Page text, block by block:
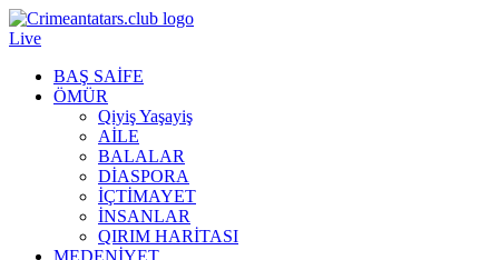
Live
BAŞ SAİFE
ÖMÜR
Qiyiş Yaşayiş
AİLE
BALALAR
DİASPORA
İÇTİMAYET
İNSANLAR
QIRIM HARİTASI
MEDENİYET